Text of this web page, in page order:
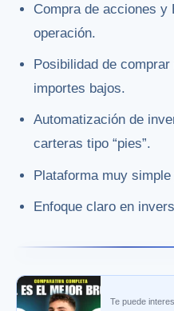
Compra de acciones y
operación.
Posibilidad de
importes bajos.
Automatización de
carteras tipo “pies”.
Plataforma muy
Enfoque claro en
Te puede